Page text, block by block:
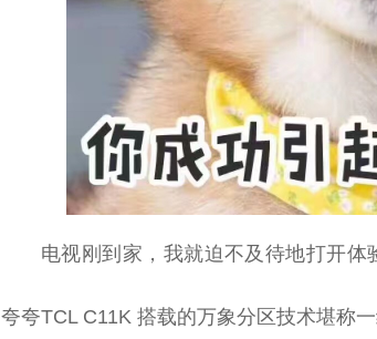
电视刚到家，我就迫不及待地打开
夸夸TCL C11K 搭载的万象分区技术堪称